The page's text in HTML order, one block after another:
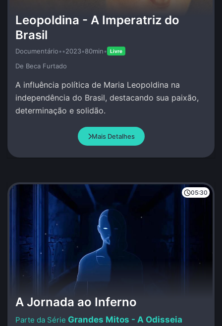
Leopoldina - A Imperatriz do
Brasil
Documentário••2023•80min• Livre
De Beca Furtado
A influência política de Maria Leopoldina na
independência do Brasil, destacando sua paixão,
determinação e solidão.
Mais Detalhes
05:30
A Jornada ao Inferno
Grandes Mitos - A Odisseia